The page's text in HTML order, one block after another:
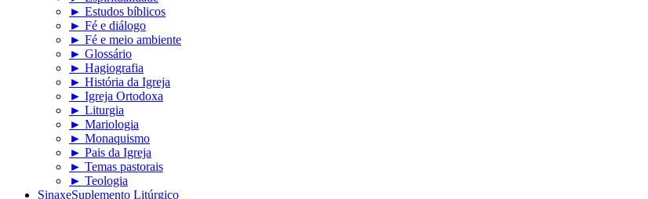
► Estudos bíblicos
► Fé e diálogo
► Fé e meio ambiente
► Glossário
► Hagiografia
► História da Igreja
► Igreja Ortodoxa
► Liturgia
► Mariologia
► Monaquismo
► Pais da Igreja
► Temas pastorais
► Teologia
SinaxeSuplemento Litúrgico